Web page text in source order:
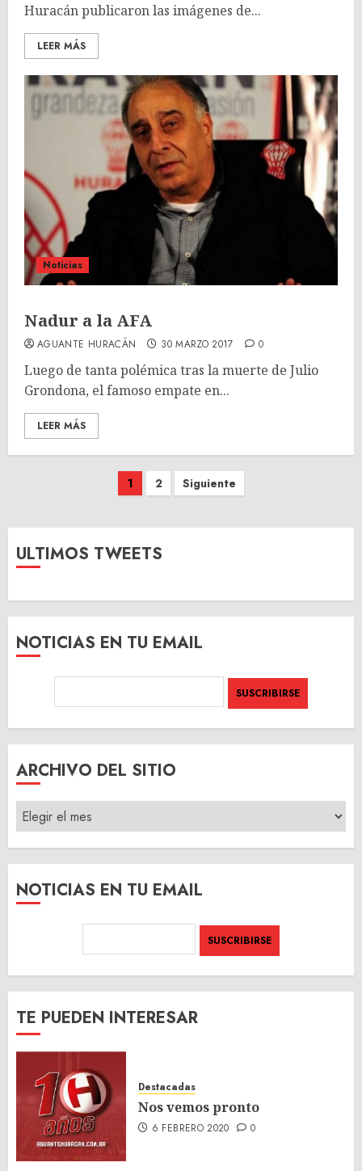
Huracán publicaron las imágenes de...
LEER MÁS
Noticias
Nadur a la AFA
AGUANTE HURACÁN 30 MARZO 2017 0
Luego de tanta polémica tras la muerte de Julio
Grondona, el famoso empate en...
LEER MÁS
entradas
1 2 Siguiente
ULTIMOS TWEETS
NOTICIAS EN TU EMAIL
ARCHIVO DEL SITIO
ARCHIVO
DEL
SITIO
NOTICIAS EN TU EMAIL
TE PUEDEN INTERESAR
Destacadas
Nos vemos pronto
6 FEBRERO 2020 0